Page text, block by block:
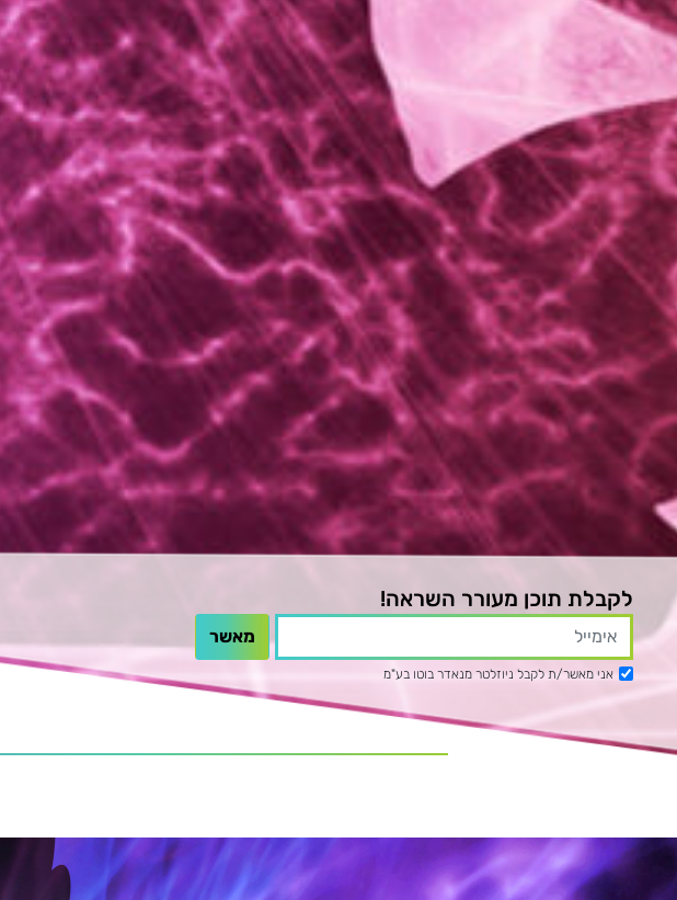
לקבלת תוכן מעורר השראה!
אני מאשר/ת לקבל ניוזלטר מנאדר בוטו בע"מ